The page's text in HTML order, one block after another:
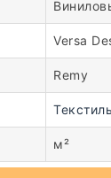
Versa
Remy
м²